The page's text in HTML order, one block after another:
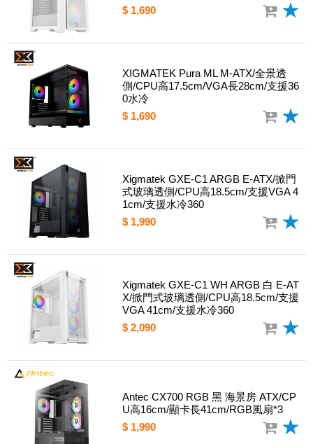
$ 1,690
XIGMATEK Pura ML M-ATX/全景透
側/CPU高17.5cm/VGA長28cm/支援36
0水冷
$ 1,690
Xigmatek GXE-C1 ARGB E-ATX/掀門
式玻璃透側/CPU高18.5cm/支援VGA 4
1cm/支援水冷360
$ 1,990
Xigmatek GXE-C1 WH ARGB 白 E-AT
X/掀門式玻璃透側/CPU高18.5cm/支援
VGA 41cm/支援水冷360
$ 2,090
Antec CX700 RGB 黑 海景房 ATX/CP
U高16cm/顯卡長41cm/RGB風扇*3
$ 1,990